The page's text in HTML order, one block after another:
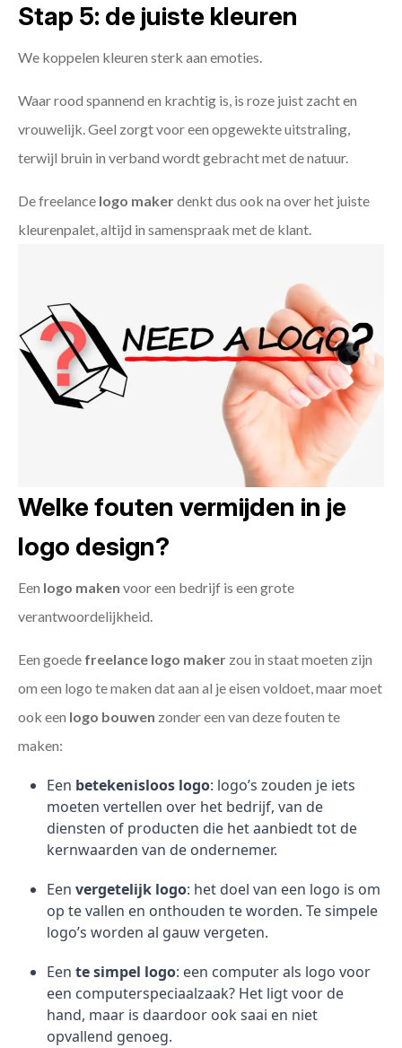
Stap 5: de juiste kleuren
We koppelen kleuren sterk aan emoties.
Waar rood spannend en krachtig is, is roze juist zacht en
vrouwelijk. Geel zorgt voor een opgewekte uitstraling,
terwijl bruin in verband wordt gebracht met de natuur.
De freelance logo makerdenkt dus ook na over het juiste
kleurenpalet, altijd in samenspraak met de klant.
Welke fouten vermijden in je
logo design?
Een logo maken voor een bedrijf is een grote
verantwoordelijkheid.
Een goede freelance logo maker zou in staat moeten zijn
om een logo te maken dat aan al je eisen voldoet, maar moet
ook een logo bouwen zonder een van deze fouten te
maken:
Een betekenisloos logo: logo’s zouden je iets
moeten vertellen over het bedrijf, van de
diensten of producten die het aanbiedt tot de
kernwaarden van de ondernemer.
Een vergetelijk logo: het doel van een logo is om
op te vallen en onthouden te worden. Te simpele
logo’s worden al gauw vergeten.
Een te simpel logo: een computer als logo voor
een computerspeciaalzaak? Het ligt voor de
hand, maar is daardoor ook saai en niet
opvallend genoeg.